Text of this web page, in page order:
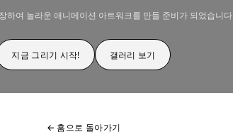
하여 놀라운 애니메이션 아트워크를 만들 준비가 되었습니다
지금 그리기 시작! 갤러리 보기
← 홈으로 돌아가기